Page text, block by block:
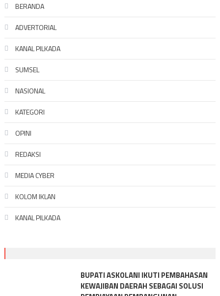
BERANDA
ADVERTORIAL
KANAL PILKADA
SUMSEL
NASIONAL
KATEGORI
OPINI
REDAKSI
MEDIA CYBER
KOLOM IKLAN
KANAL PILKADA
BUPATI ASKOLANI IKUTI PEMBAHASAN
KEWAJIBAN DAERAH SEBAGAI SOLUSI